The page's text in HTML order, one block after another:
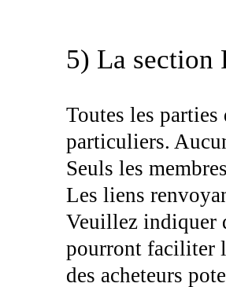
5) La section
Toutes les
particuliers.
Seuls les
Les liens
Veuillez indiquer
pourront faciliter
des acheteurs